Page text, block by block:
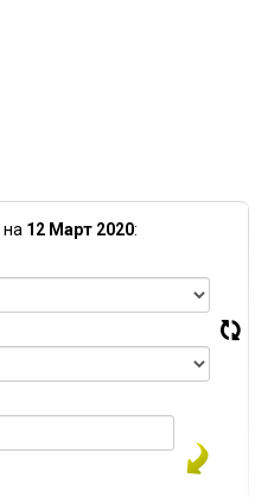
на 12 Март 2020: